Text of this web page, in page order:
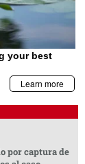
por captura de